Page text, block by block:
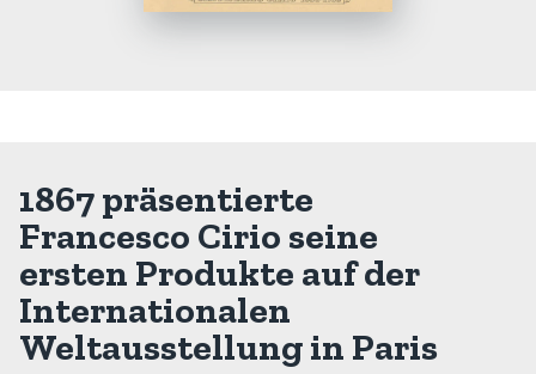
1867 präsentierte
Francesco Cirio seine
ersten Produkte auf der
Internationalen
Weltausstellung in Paris